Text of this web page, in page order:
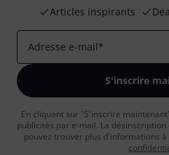
Articles inspirants
Adresse e-mail*
S'inscrire
En cliquant sur "S'inscrire
publicités par e-mail. La
pouvez trouver plus d'informations